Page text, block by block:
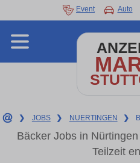
Event Auto
❯ JOBS ❯ NUERTINGEN ❯
Bäcker Jobs in
Teilzeit